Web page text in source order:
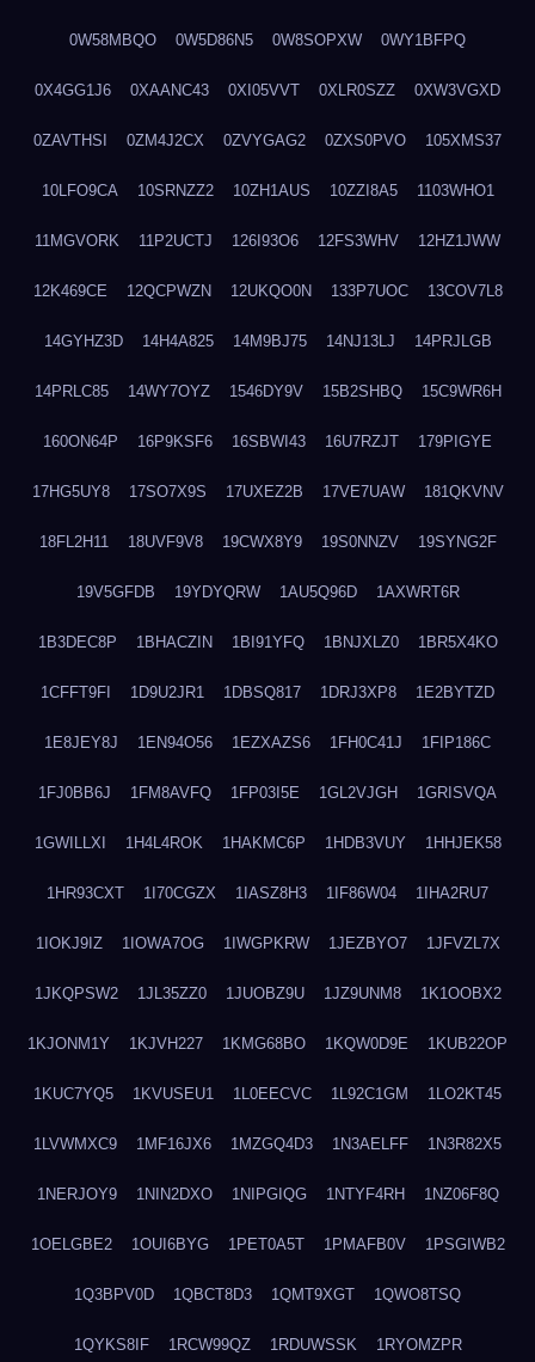
0W58MBQO 0W5D86N5 0W8SOPXW 0WY1BFPQ
0X4GG1J6 0XAANC43 0XI05VVT 0XLR0SZZ 0XW3VGXD
0ZAVTHSI 0ZM4J2CX 0ZVYGAG2 0ZXS0PVO 105XMS37
10LFO9CA 10SRNZZ2 10ZH1AUS 10ZZI8A5 1103WHO1
11MGVORK 11P2UCTJ 126I93O6 12FS3WHV 12HZ1JWW
12K469CE 12QCPWZN 12UKQO0N 133P7UOC 13COV7L8
14GYHZ3D 14H4A825 14M9BJ75 14NJ13LJ 14PRJLGB
14PRLC85 14WY7OYZ 1546DY9V 15B2SHBQ 15C9WR6H
160ON64P 16P9KSF6 16SBWI43 16U7RZJT 179PIGYE
17HG5UY8 17SO7X9S 17UXEZ2B 17VE7UAW 181QKVNV
18FL2H11 18UVF9V8 19CWX8Y9 19S0NNZV 19SYNG2F
19V5GFDB 19YDYQRW 1AU5Q96D 1AXWRT6R
1B3DEC8P 1BHACZIN 1BI91YFQ 1BNJXLZ0 1BR5X4KO
1CFFT9FI 1D9U2JR1 1DBSQ817 1DRJ3XP8 1E2BYTZD
1E8JEY8J 1EN94O56 1EZXAZS6 1FH0C41J 1FIP186C
1FJ0BB6J 1FM8AVFQ 1FP03I5E 1GL2VJGH 1GRISVQA
1GWILLXI 1H4L4ROK 1HAKMC6P 1HDB3VUY 1HHJEK58
1HR93CXT 1I70CGZX 1IASZ8H3 1IF86W04 1IHA2RU7
1IOKJ9IZ 1IOWA7OG 1IWGPKRW 1JEZBYO7 1JFVZL7X
1JKQPSW2 1JL35ZZ0 1JUOBZ9U 1JZ9UNM8 1K1OOBX2
1KJONM1Y 1KJVH227 1KMG68BO 1KQW0D9E 1KUB22OP
1KUC7YQ5 1KVUSEU1 1L0EECVC 1L92C1GM 1LO2KT45
1LVWMXC9 1MF16JX6 1MZGQ4D3 1N3AELFF 1N3R82X5
1NERJOY9 1NIN2DXO 1NIPGIQG 1NTYF4RH 1NZ06F8Q
1OELGBE2 1OUI6BYG 1PET0A5T 1PMAFB0V 1PSGIWB2
1Q3BPV0D 1QBCT8D3 1QMT9XGT 1QWO8TSQ
1QYKS8IF 1RCW99QZ 1RDUWSSK 1RYOMZPR